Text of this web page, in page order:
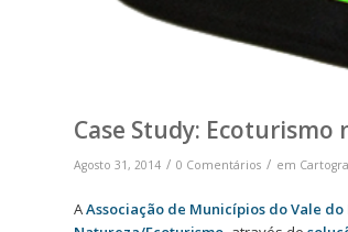
Case Study: Ecoturismo
Agosto 31, 2014 / 0 Comentários / em
AAssociação de Municípios do Vale